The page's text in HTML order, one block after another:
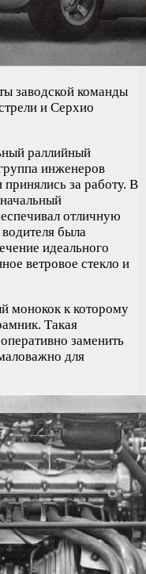
заводской команды
и Серхио
раллийный
инженеров
за работу. В
отличную
была
идеального
ветровое стекло и
монокок к которому
Такая
заменить
для